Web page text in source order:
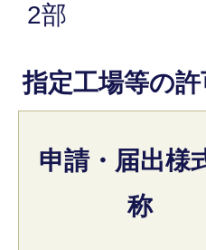
2部
指定工場等の
申請・届出様
称